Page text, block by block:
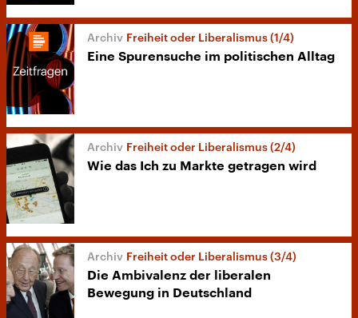
Freiheit oder Liberalismus (1/4)
Eine Spurensuche im politischen Alltag
Freiheit oder Liberalismus (2/4)
Wie das Ich zu Markte getragen wird
Freiheit oder Liberalismus (3/4)
Die Ambivalenz der liberalen
Bewegung in Deutschland